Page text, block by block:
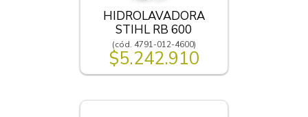
HIDROLAVADORA
STIHL RB 600
(cód. 4791-012-4600)
$5.242.910